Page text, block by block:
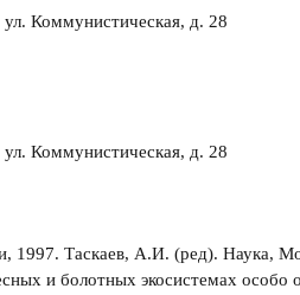
Коммунистическая, д. 28
Коммунистическая, д. 28
1997. Таскаев, А.И. (ред). Наука,
и болотных экосистемах